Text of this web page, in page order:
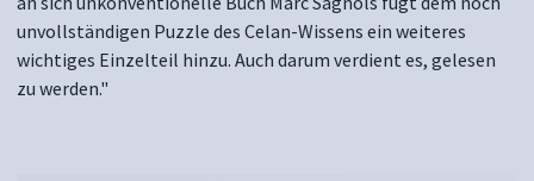
unvollständigen Puzzle des Celan-Wissens ein weiteres
wichtiges Einzelteil hinzu. Auch darum verdient es, gelesen
zu werden."